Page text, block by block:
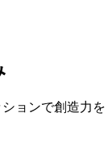
ョンで創造力を